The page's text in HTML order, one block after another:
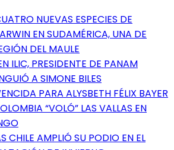
NUEVAS ESPECIES DE
EN SUDAMÉRICA, UNA DE
DEL MAULE
ILIC, PRESIDENTE DE PANAM
A SIMONE BILES
PARA ALYSBETH FÉLIX BAYER
“VOLÓ” LAS VALLAS EN
CHILE AMPLIÓ SU PODIO EN EL